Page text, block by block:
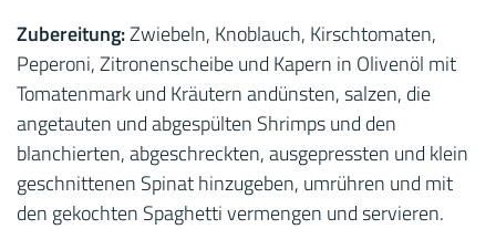
Zubereitung:Zwiebeln, Knoblauch, Kirschtomaten,
Peperoni, Zitronenscheibe und Kapern in Olivenöl mit
Tomatenmark und Kräutern andünsten, salzen, die
angetauten und abgespülten Shrimps und den
blanchierten, abgeschreckten, ausgepressten und klein
geschnittenen Spinat hinzugeben, umrühren und mit
den gekochten Spaghetti vermengen und servieren.